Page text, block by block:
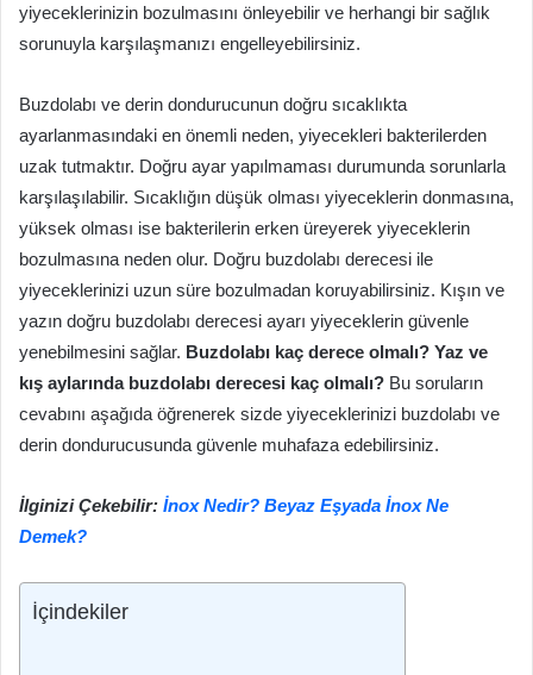
yiyeceklerinizin bozulmasını önleyebilir ve herhangi bir sağlık
sorunuyla karşılaşmanızı engelleyebilirsiniz.
Buzdolabı ve derin dondurucunun doğru sıcaklıkta
ayarlanmasındaki en önemli neden, yiyecekleri bakterilerden
uzak tutmaktır. Doğru ayar yapılmaması durumunda sorunlarla
karşılaşılabilir. Sıcaklığın düşük olması yiyeceklerin donmasına,
yüksek olması ise bakterilerin erken üreyerek yiyeceklerin
bozulmasına neden olur. Doğru buzdolabı derecesi ile
yiyeceklerinizi uzun süre bozulmadan koruyabilirsiniz. Kışın ve
yazın doğru buzdolabı derecesi ayarı yiyeceklerin güvenle
yenebilmesini sağlar. Buzdolabı kaç derece olmalı? Yaz ve
kış aylarında buzdolabı derecesi kaç olmalı? Bu soruların
cevabını aşağıda öğrenerek sizde yiyeceklerinizi buzdolabı ve
derin dondurucusunda güvenle muhafaza edebilirsiniz.
İlginizi Çekebilir: İnox Nedir? Beyaz Eşyada İnox Ne
Demek?
İçindekiler